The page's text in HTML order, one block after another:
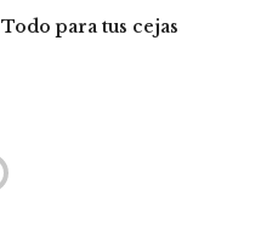
Todo para tus cejas